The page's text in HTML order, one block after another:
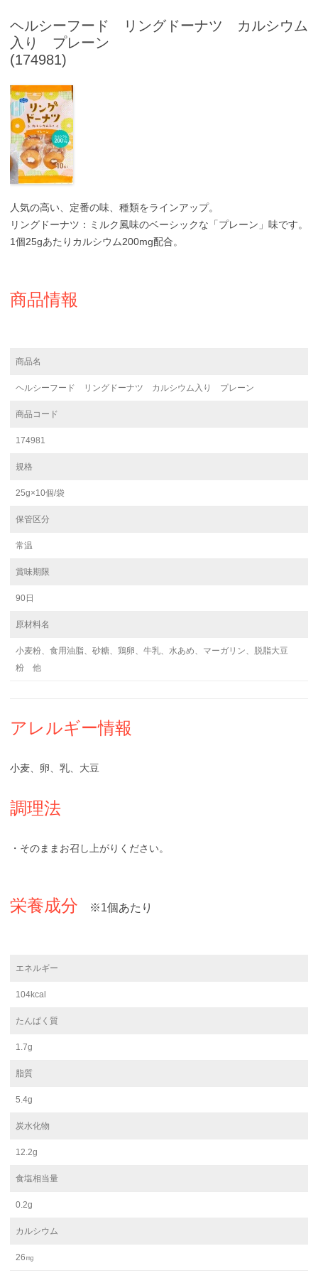
ヘルシーフード リングドーナツ カルシウム
入り プレーン
(174981)
人気の高い、定番の味、種類をラインアップ。
リングドーナツ：ミルク風味のベーシックな「プレーン」味です。
1個25gあたりカルシウム200mg配合。
商品情報
商品名
ヘルシーフード リングドーナツ カルシウム入り プレーン
商品コード
174981
規格
25g×10個/袋
保管区分
常温
賞味期限
90日
原材料名
小麦粉、食用油脂、砂糖、鶏卵、牛乳、水あめ、マーガリン、脱脂大豆
粉 他
アレルギー情報
小麦、卵、乳、大豆
調理法
・そのままお召し上がりください。
栄養成分 ※1個あたり
エネルギー
104kcal
たんぱく質
1.7g
脂質
5.4g
炭水化物
12.2g
食塩相当量
0.2g
カルシウム
26㎎